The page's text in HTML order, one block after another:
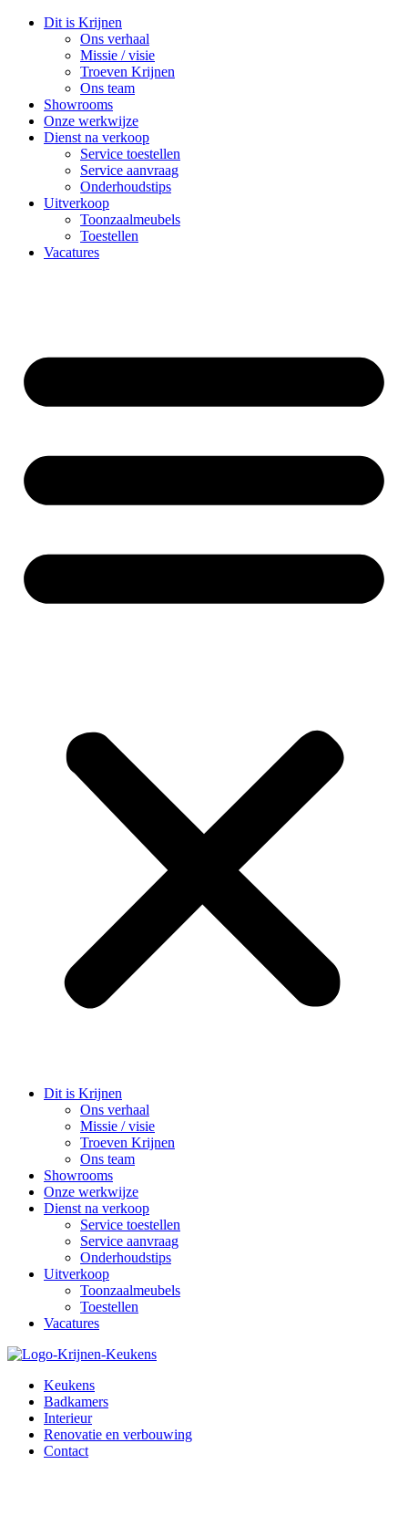
Dit is Krijnen
Ons verhaal
Missie / visie
Troeven Krijnen
Ons team
Showrooms
Onze werkwijze
Dienst na verkoop
Service toestellen
Service aanvraag
Onderhoudstips
Uitverkoop
Toonzaalmeubels
Toestellen
Vacatures
Dit is Krijnen
Ons verhaal
Missie / visie
Troeven Krijnen
Ons team
Showrooms
Onze werkwijze
Dienst na verkoop
Service toestellen
Service aanvraag
Onderhoudstips
Uitverkoop
Toonzaalmeubels
Toestellen
Vacatures
Keukens
Badkamers
Interieur
Renovatie en verbouwing
Contact